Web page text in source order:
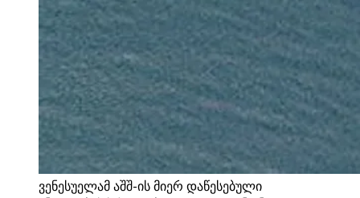
ვენესუელამ აშშ-ის მიერ დაწესებული